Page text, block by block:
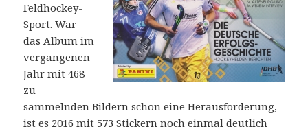
Feldhockey-
Sport. War
das Album im
vergangenen
Jahr mit 468
zu
sammelnden Bildern schon eine Herausforderung,
ist es 2016 mit 573 Stickern noch einmal deutlich